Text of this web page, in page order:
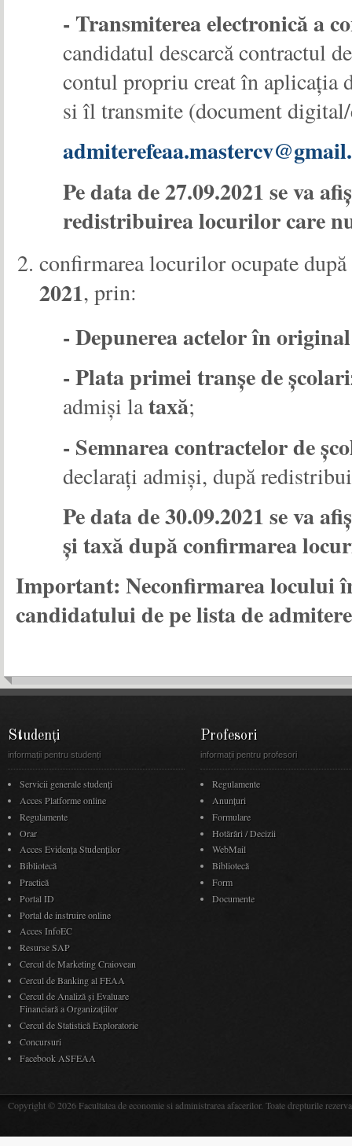
- Transmiterea electronică a
candidatul descarcă contractul
contul propriu creat în aplicația
si îl transmite (document
Pe data de 27.09.2021 se va
redistribuirea locurilor care
confirmarea locurilor ocupate
2021, prin:
- Depunerea actelor în original
- Plata primei tranșe de
admiși lataxă;
- Semnarea contractelor de
declarați admiși, după
Pe data de 30.09.2021 se va
și taxă după confirmarea
Important: Neconfirmarea locului
candidatului de pe lista de
Studenți
informații pentru studenți
Servicii generale studenți
Acces Platforme online
Regulamente
Orar
Acces Evidenţa Studenţilor
Bibliotecă
Practică
Portal ID
Portal de instruire online
Acces InfoEC
Resurse SAP
Cercul de Marketing Craiovean
Cercul de Banking al FEAA
Cercul de Analiză și Evaluare
Financiară a Organizațiilor
Cercul de Statistică Exploratorie
Concursuri
Facebook ASFEAA
Profesori
informații pentru profesori
Regulamente
Anunţuri
Formulare
Hotărâri / Decizii
WebMail
Bibliotecă
Form
Documente
Copyright © 2026 Facultatea de economie si administrarea afacerilor. Toate drepturile